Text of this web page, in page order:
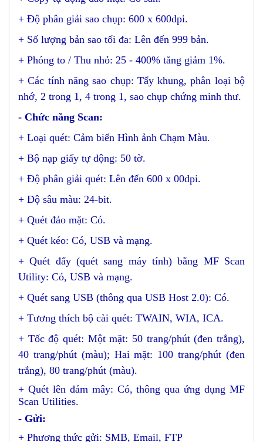
+ Độ phân giải sao chụp: 600 x 600dpi.
+ Số lượng bản sao tối đa: Lên đến 999 bản.
+ Phóng to / Thu nhỏ: 25 - 400% tăng giảm 1%.
+ Các tính năng sao chụp: Tẩy khung, phân loại bộ
nhớ, 2 trong 1, 4 trong 1, sao chụp chứng minh thư.
- Chức năng Scan:
+ Loại quét: Cảm biến Hình ảnh Chạm Màu.
+ Bộ nạp giấy tự động: 50 tờ.
+ Độ phân giải quét: Lên đến 600 x 00dpi.
+ Độ sâu màu: 24-bit.
+ Quét đảo mặt: Có.
+ Quét kéo: Có, USB và mạng.
+ Quét đẩy (quét sang máy tính) bằng MF Scan
Utility: Có, USB và mạng.
+ Quét sang USB (thông qua USB Host 2.0): Có.
+ Tương thích bộ cài quét: TWAIN, WIA, ICA.
+ Tốc độ quét: Một mặt: 50 trang/phút (đen trắng),
40 trang/phút (màu); Hai mặt: 100 trang/phút (đen
trắng), 80 trang/phút (màu).
+ Quét lên đám mây: Có, thông qua ứng dụng MF
Scan Utilities.
- Gửi:
+ Phương thức gửi: SMB, Email, FTP